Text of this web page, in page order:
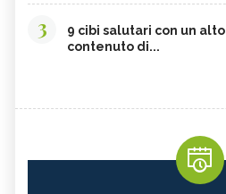
3
9 cibi salutari con un alto
contenuto di...